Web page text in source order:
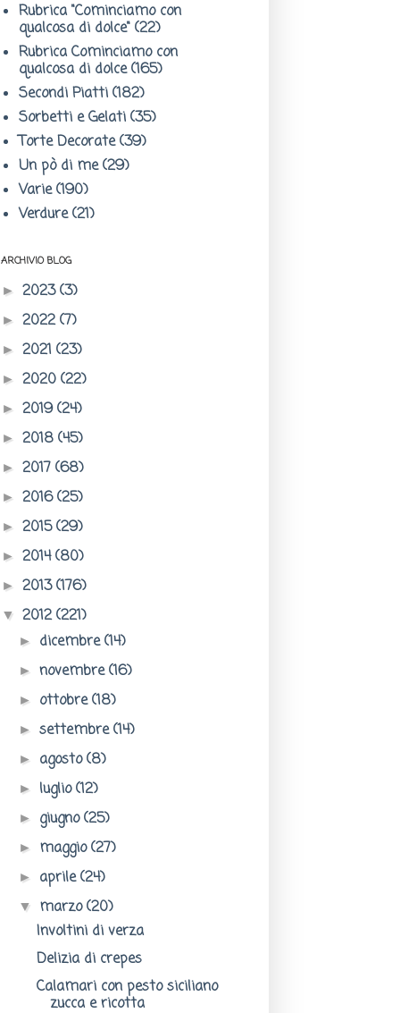
Rubrica "Cominciamo con
qualcosa di dolce" (22)
Rubrica Cominciamo con
qualcosa di dolce (165)
Secondi Piatti (182)
Sorbetti e Gelati (35)
Torte Decorate (39)
Un pò di me (29)
Varie (190)
Verdure (21)
ARCHIVIO BLOG
► 2023(3)
► 2022(7)
► 2021 (23)
► 2020 (22)
► 2019(24)
► 2018 (45)
► 2017 (68)
► 2016(25)
► 2015(29)
► 2014(80)
► 2013(176)
▼ 2012(221)
► dicembre(14)
►novembre(16)
► ottobre(18)
►settembre(14)
► agosto(8)
► luglio(12)
► giugno(25)
► maggio(27)
► aprile(24)
▼ marzo(20)
Involtini di verza
Delizia di crepes
Calamari con pesto siciliano
zucca e ricotta